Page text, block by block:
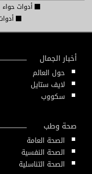
أدوات حواء
أخبار الجمال
حول العالم
لايف ستايل
سكووب
صحة وطب
الصحة العامة
الصحة النفسية
الصحة التناسلية